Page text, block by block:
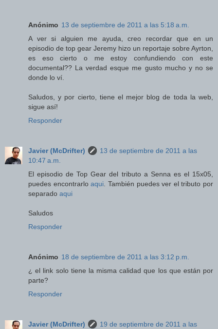
Anónimo 13 de septiembre de 2011 a las 5:18 a.m.
A ver si alguien me ayuda, creo recordar que en un
episodio de top gear Jeremy hizo un reportaje sobre Ayrton,
es eso cierto o me estoy confundiendo con este
documental?? La verdad esque me gusto mucho y no se
donde lo ví.
Saludos, y por cierto, tiene el mejor blog de toda la web,
sigue así!
Responder
Javier (McDrifter)
13 de septiembre de 2011 a las
10:47 a.m.
El episodio de Top Gear del tributo a Senna es el 15x05,
puedes encontrarloaqui . También puedes ver el tributo por
separado aqui
Saludos
Responder
Anónimo 18 de septiembre de 2011 a las 3:12 p.m.
¿ el link solo tiene la misma calidad que los que están por
parte?
Responder
Javier (McDrifter)
19 de septiembre de 2011 a las